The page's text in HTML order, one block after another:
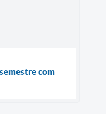
com